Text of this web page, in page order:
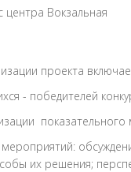
центра Вокзальная
проекта
- победителей
их решения;